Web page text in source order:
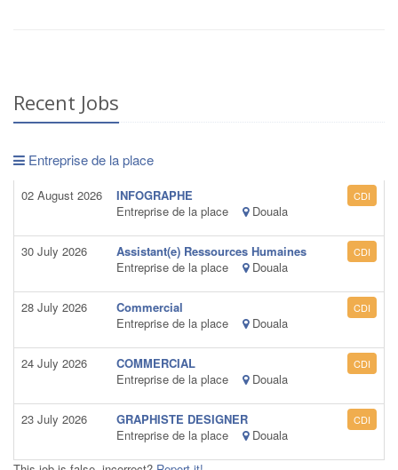
Recent Jobs
Entreprise de la place
02 August 2026
INFOGRAPHE
Entreprise de la place
Douala
CDI
30 July 2026
Assistant(e) Ressources Humaines
Entreprise de la place
Douala
CDI
28 July 2026
Commercial
Entreprise de la place
Douala
CDI
24 July 2026
COMMERCIAL
Entreprise de la place
Douala
CDI
23 July 2026
GRAPHISTE DESIGNER
Entreprise de la place
Douala
CDI